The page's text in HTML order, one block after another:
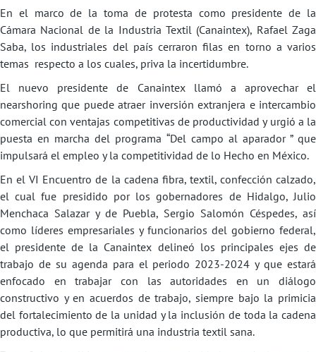
En el marco de la toma de protesta como presidente de la
Cámara Nacional de la Industria Textil (Canaintex), Rafael Zaga
Saba, los industriales del país cerraron filas en torno a varios
temas respecto a los cuales, priva la incertidumbre.
El nuevo presidente de Canaintex llamó a aprovechar el
nearshoring que puede atraer inversión extranjera e intercambio
comercial con ventajas competitivas de productividad y urgió a la
puesta en marcha del programa “Del campo al aparador ” que
impulsará el empleo y la competitividad de lo Hecho en México.
En el VI Encuentro de la cadena fibra, textil, confección calzado,
el cual fue presidido por los gobernadores de Hidalgo, Julio
Menchaca Salazar y de Puebla, Sergio Salomón Céspedes, así
como líderes empresariales y funcionarios del gobierno federal,
el presidente de la Canaintex delineó los principales ejes de
trabajo de su agenda para el periodo 2023-2024 y que estará
enfocado en trabajar con las autoridades en un diálogo
constructivo y en acuerdos de trabajo, siempre bajo la primicia
del fortalecimiento de la unidad y la inclusión de toda la cadena
productiva, lo que permitirá una industria textil sana.